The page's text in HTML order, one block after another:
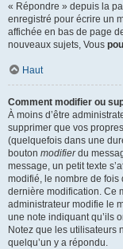
« Répondre » depuis la
enregistré pour écrire un
affichée en bas de page
nouveaux sujets, Vous
Haut
Comment modifier ou
À moins d’être
supprimer que vos
(quelquefois dans une
bouton modifierdu
message, un petit texte
modifié, le nombre de fois
dernière modification. Ce
administrateur modifie le
une note indiquant qu’ils
Notez que les utilisateurs
quelqu’un y a répondu.